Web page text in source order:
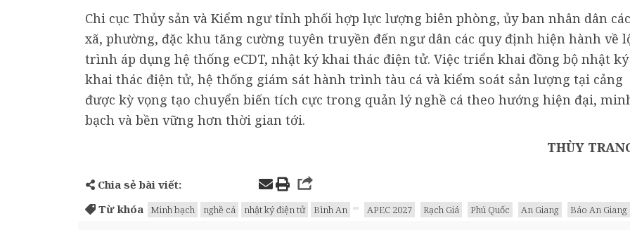
Chi cục Thủy sản và Kiểm ngư tỉnh phối hợp lực lượng biên phòng, ủy ban nhân dân các
xã, phường, đặc khu tăng cường tuyên truyền đến ngư dân các quy định hiện hành về
trình áp dụng hệ thống eCDT, nhật ký khai thác điện tử. Việc triển khai đồng bộ nhật ký
khai thác điện tử, hệ thống giám sát hành trình tàu cá và kiểm soát sản lượng tại cảng
được kỳ vọng tạo chuyển biến tích cực trong quản lý nghề cá theo hướng hiện đại,
bạch và bền vững hơn thời gian tới.
THÙY
Chia sẻ bài viết:
Từ khóa
Minh bạch nghề cá nhật ký điện tử Bình An APEC 2027 Rạch Giá Phú Quốc An Giang Báo An Giang